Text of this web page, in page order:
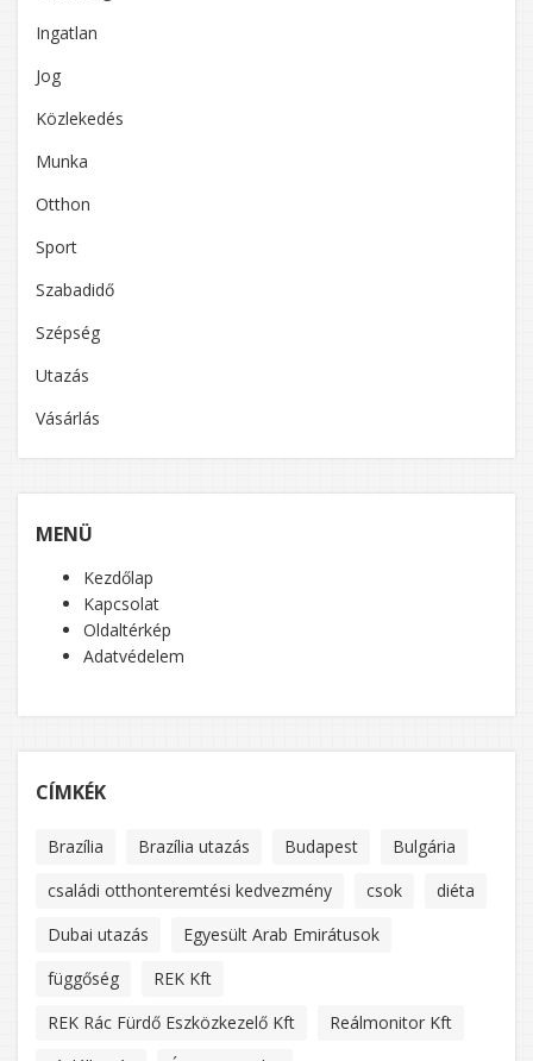
Ingatlan
Jog
Közlekedés
Munka
Otthon
Sport
Szabadidő
Szépség
Utazás
Vásárlás
MENÜ
Kezdőlap
Kapcsolat
Oldaltérkép
Adatvédelem
CÍMKÉK
Brazília Brazília utazás Budapest
Bulgária
családi otthonteremtési kedvezmény
csok
diéta
Dubai utazás
Egyesült Arab Emirátusok
függőség
REK Kft
REK Rác Fürdő Eszközkezelő Kft
Reálmonitor Kft